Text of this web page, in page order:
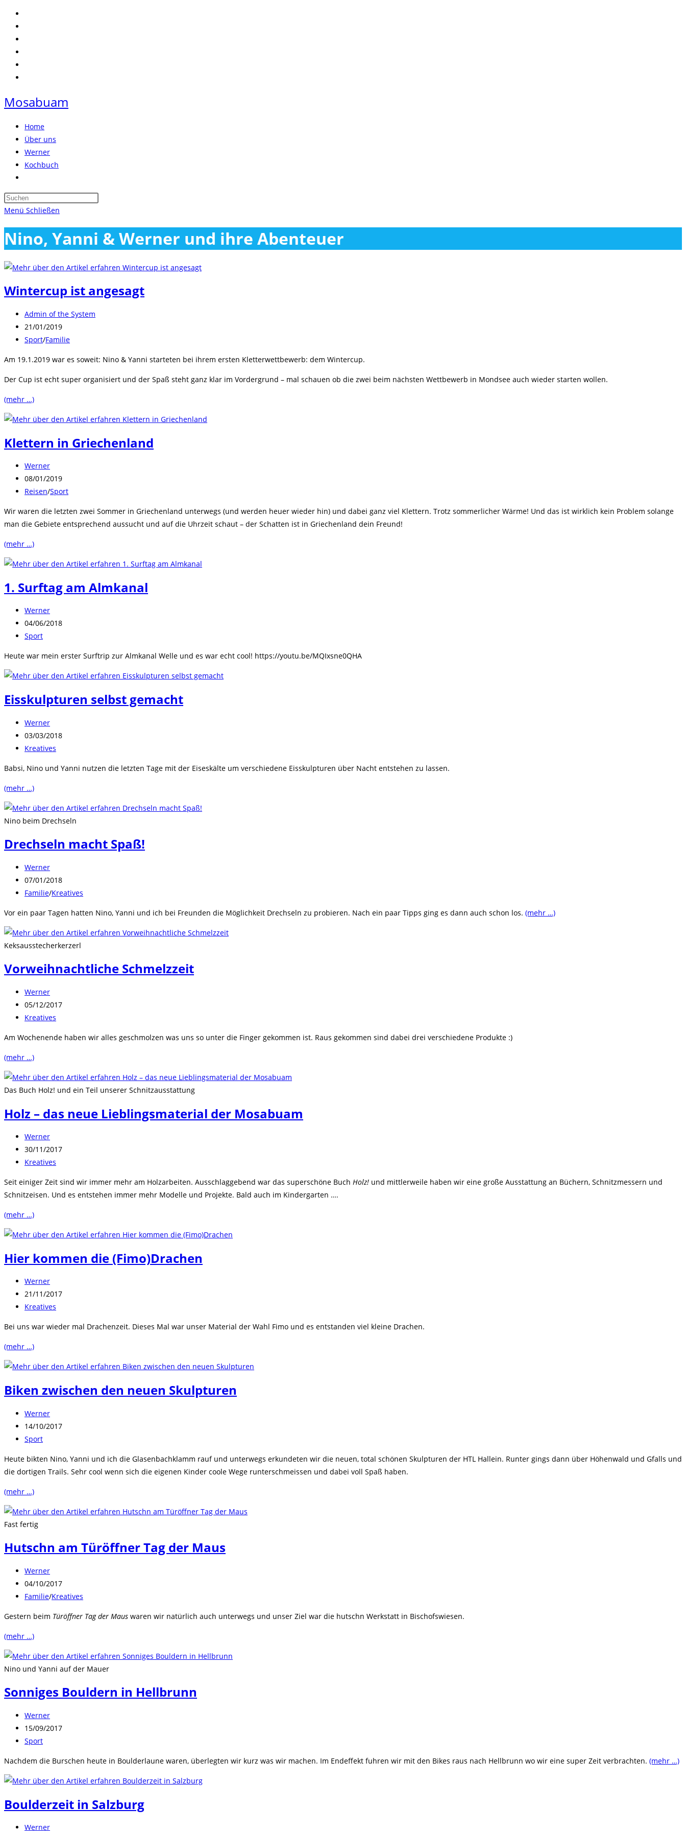
Zum
Inhalt
springen
Mosabuam
Home
Über uns
Werner
Kochbuch
umschalten
Press
close
the
panel.
Menü Schließen
Nino, Yanni & Werner und ihre Abenteuer
Wintercup ist angesagt
Beitrags-
Autor:
Admin of the System
Beitrag
veröffentlicht:
21/01/2019
Beitrags-
Sport/Familie
Am 19.1.2019 war es soweit: Nino & Yanni starteten bei ihrem ersten Kletterwettbewerb: dem Wintercup.
Der Cup ist echt super organisiert und der Spaß steht ganz klar im Vordergrund – mal schauen ob die zwei beim nächsten Wettbewerb in Mondsee auch wieder starten wollen.
(mehr …)
Klettern in Griechenland
Beitrags-
Autor:
Werner
Beitrag
veröffentlicht:
08/01/2019
Beitrags-
Reisen/Sport
Wir waren die letzten zwei Sommer in Griechenland unterwegs (und werden heuer wieder hin) und dabei ganz viel Klettern. Trotz sommerlicher Wärme! Und das ist wirklich kein Problem solange
man die Gebiete entsprechend aussucht und auf die Uhrzeit schaut – der Schatten ist in Griechenland dein Freund!
(mehr …)
1. Surftag am Almkanal
Beitrags-
Autor:
Werner
Beitrag
veröffentlicht:
04/06/2018
Beitrags-
Sport
Heute war mein erster Surftrip zur Almkanal Welle und es war echt cool! https://youtu.be/MQIxsne0QHA
Eisskulpturen selbst gemacht
Beitrags-
Autor:
Werner
Beitrag
veröffentlicht:
03/03/2018
Beitrags-
Kreatives
Babsi, Nino und Yanni nutzen die letzten Tage mit der Eiseskälte um verschiedene Eisskulpturen über Nacht entstehen zu lassen.
(mehr …)
Nino beim Drechseln
Drechseln macht Spaß!
Beitrags-
Autor:
Werner
Beitrag
veröffentlicht:
07/01/2018
Beitrags-
Familie/Kreatives
Vor ein paar Tagen hatten Nino, Yanni und ich bei Freunden die Möglichkeit Drechseln zu probieren. Nach ein paar Tipps ging es dann auch schon los. (mehr …)
Keksausstecherkerzerl
Vorweihnachtliche Schmelzzeit
Beitrags-
Autor:
Werner
Beitrag
veröffentlicht:
05/12/2017
Beitrags-
Kreatives
Am Wochenende haben wir alles geschmolzen was uns so unter die Finger gekommen ist. Raus gekommen sind dabei drei verschiedene Produkte :)
(mehr …)
Das Buch Holz! und ein Teil unserer Schnitzausstattung
Holz – das neue Lieblingsmaterial der Mosabuam
Beitrags-
Autor:
Werner
Beitrag
veröffentlicht:
30/11/2017
Beitrags-
Kreatives
Seit einiger Zeit sind wir immer mehr am Holzarbeiten. Ausschlaggebend war das superschöne Buch Holz! und mittlerweile haben wir eine große Ausstattung an Büchern, Schnitzmessern und
Schnitzeisen. Und es entstehen immer mehr Modelle und Projekte. Bald auch im Kindergarten ….
(mehr …)
Hier kommen die (Fimo)Drachen
Beitrags-
Autor:
Werner
Beitrag
veröffentlicht:
21/11/2017
Beitrags-
Kreatives
Bei uns war wieder mal Drachenzeit. Dieses Mal war unser Material der Wahl Fimo und es entstanden viel kleine Drachen.
(mehr …)
Biken zwischen den neuen Skulpturen
Beitrags-
Autor:
Werner
Beitrag
veröffentlicht:
14/10/2017
Beitrags-
Sport
Heute bikten Nino, Yanni und ich die Glasenbachklamm rauf und unterwegs erkundeten wir die neuen, total schönen Skulpturen der HTL Hallein. Runter gings dann über Höhenwald und Gfalls und
die dortigen Trails. Sehr cool wenn sich die eigenen Kinder coole Wege runterschmeissen und dabei voll Spaß haben.
(mehr …)
Fast fertig
Hutschn am Türöffner Tag der Maus
Beitrags-
Autor:
Werner
Beitrag
veröffentlicht:
04/10/2017
Beitrags-
Familie/Kreatives
Gestern beim Türöffner Tag der Maus waren wir natürlich auch unterwegs und unser Ziel war die hutschn Werkstatt in Bischofswiesen.
(mehr …)
Nino und Yanni auf der Mauer
Sonniges Bouldern in Hellbrunn
Beitrags-
Autor:
Werner
Beitrag
veröffentlicht:
15/09/2017
Beitrags-
Sport
Nachdem die Burschen heute in Boulderlaune waren, überlegten wir kurz was wir machen. Im Endeffekt fuhren wir mit den Bikes raus nach Hellbrunn wo wir eine super Zeit verbrachten. (mehr …)
Boulderzeit in Salzburg
Beitrags-
Werner